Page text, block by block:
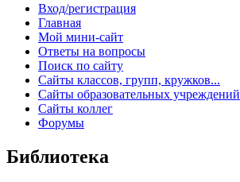
Вход/регистрация
Главная
Мой мини-сайт
Ответы на вопросы
Поиск по сайту
Сайты классов, групп, кружков...
Сайты образовательных учреждений
Сайты коллег
Форумы
Библиотека